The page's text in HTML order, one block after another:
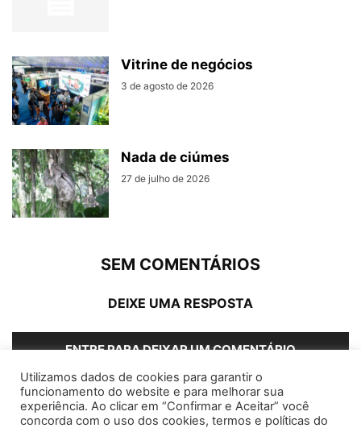
Vitrine de negócios
3 de agosto de 2026
Nada de ciúmes
27 de julho de 2026
SEM COMENTÁRIOS
DEIXE UMA RESPOSTA
ENTRE PARA DEIXAR UM COMENTÁRIO
Utilizamos dados de cookies para garantir o
funcionamento do website e para melhorar sua
experiência. Ao clicar em “Confirmar e Aceitar” você
concorda com o uso dos cookies, termos e políticas do